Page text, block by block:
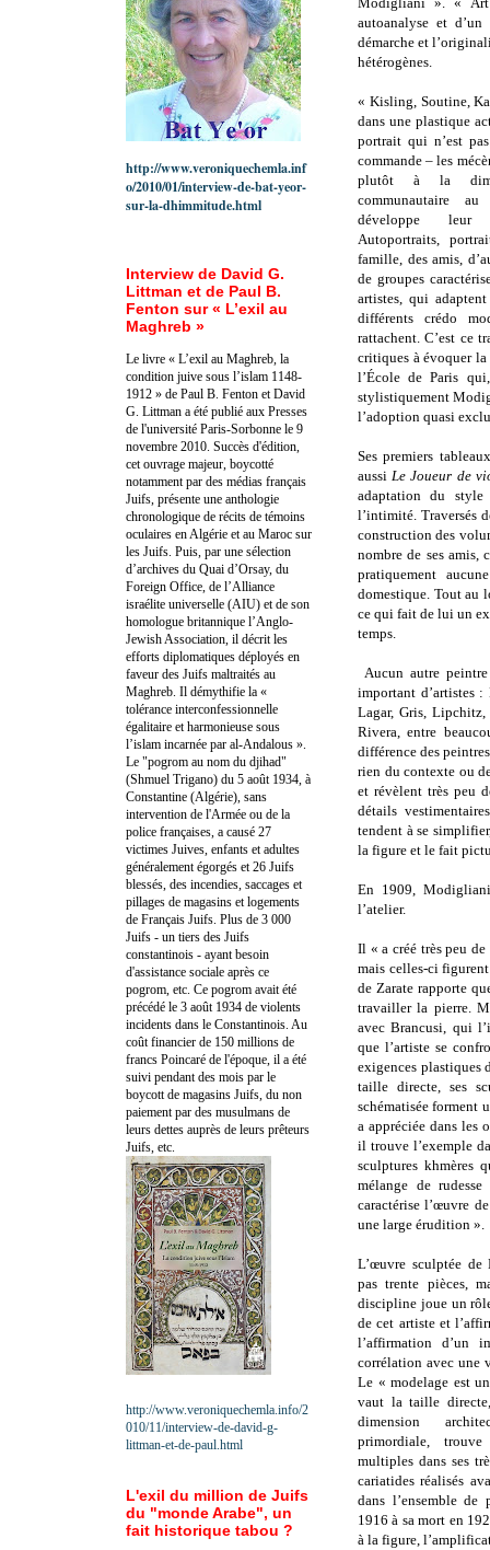
autoanalyse et
démarche et
hétérogènes.
« Kisling, Soutine,
dans une plastique
portrait qui n’est
commande – les
plutôt à la
communautaire
développe leur
Autoportraits,
famille, des amis,
de groupes
artistes, qui
différents crédo
rattachent. C’est ce
critiques à évoquer
l’École de Paris
stylistiquement
l’adoption quasi
Ses premiers
aussiLe Joueur de
adaptation du
l’intimité. Traversés
construction des
nombre de ses amis,
pratiquement
domestique. Tout au
ce qui fait de lui un
temps.
Aucun autre
important d’artistes
Lagar, Gris, Lipchitz,
Rivera, entre
différence des
rien du contexte ou
et révèlent très peu
détails
tendent à se
la figure et le fait
En 1909,
l’atelier.
Il « a créé très peu de
mais celles-ci
de Zarate rapporte
travailler la pierre.
avec Brancusi, qui
que l’artiste se
exigences plastiques
taille directe, ses
schématisée forment
a appréciée dans les
il trouve l’exemple
sculptures khmères
mélange de
caractérise l’œuvre
une large érudition ».
L’œuvre sculptée de
pas trente pièces,
discipline joue un
de cet artiste et
l’affirmation d’un
corrélation avec une
Le « modelage est
vaut la taille
dimension
primordiale, trouve
multiples dans ses
cariatides réalisés
dans l’ensemble de
1916 à sa mort en
à la figure,
http://www.veroniquechemla.inf
o/2010/01/interview-de-bat-yeor-
sur-la-dhimmitude.html
Interview de David G.
Littman et de Paul B.
Fenton sur « L’exil au
Maghreb »
Le livre « L’exil au Maghreb, la
condition juive sous l’islam 1148-
1912 » de Paul B. Fenton et David
G. Littman a été publié aux Presses
de l'université Paris-Sorbonne le 9
novembre 2010. Succès d'édition,
cet ouvrage majeur, boycotté
notamment par des médias français
Juifs, présente une anthologie
chronologique de récits de témoins
oculaires en Algérie et au Maroc sur
les Juifs. Puis, par une sélection
d’archives du Quai d’Orsay, du
Foreign Office, de l’Alliance
israélite universelle (AIU) et de son
homologue britannique l’Anglo-
Jewish Association, il décrit les
efforts diplomatiques déployés en
faveur des Juifs maltraités au
Maghreb. Il démythifie la «
tolérance interconfessionnelle
égalitaire et harmonieuse sous
l’islam incarnée par al-Andalous ».
Le "pogrom au nom du djihad"
(Shmuel Trigano) du 5 août 1934, à
Constantine (Algérie), sans
intervention de l'Armée ou de la
police françaises, a causé 27
victimes Juives, enfants et adultes
généralement égorgés et 26 Juifs
blessés, des incendies, saccages et
pillages de magasins et logements
de Français Juifs. Plus de 3 000
Juifs - un tiers des Juifs
constantinois - ayant besoin
d'assistance sociale après ce
pogrom, etc. Ce pogrom avait été
précédé le 3 août 1934 de violents
incidents dans le Constantinois. Au
coût financier de 150 millions de
francs Poincaré de l'époque, il a été
suivi pendant des mois par le
boycott de magasins Juifs, du non
paiement par des musulmans de
leurs dettes auprès de leurs prêteurs
Juifs, etc.
http://www.veroniquechemla.info/2
010/11/interview-de-david-g-
littman-et-de-paul.html
L'exil du million de Juifs
du "monde Arabe", un
fait historique tabou ?